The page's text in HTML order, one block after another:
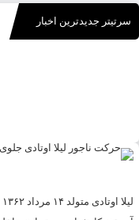
سرتیتر جدیدترین اخبار